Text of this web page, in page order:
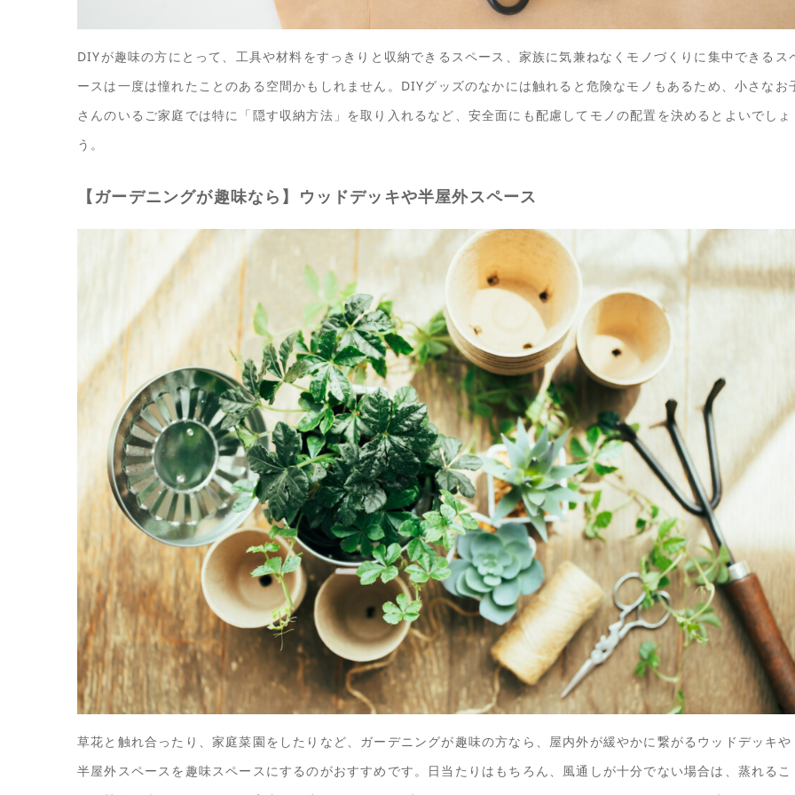
DIYが趣味の方にとって、工具や材料をすっきりと収納できるスペース、家族に気兼ねなくモノづくりに集中できるス
ースは一度は憧れたことのある空間かもしれません。DIYグッズのなかには触れると危険なモノもあるため、小さなお
さんのいるご家庭では特に「隠す収納方法」を取り入れるなど、安全面にも配慮してモノの配置を決めるとよいでしょ
う。
【ガーデニングが趣味なら】ウッドデッキや半屋外スペース
草花と触れ合ったり、家庭菜園をしたりなど、ガーデニングが趣味の方なら、屋内外が緩やかに繋がるウッドデッキや
半屋外スペースを趣味スペースにするのがおすすめです。日当たりはもちろん、風通しが十分でない場合は、蒸れるこ